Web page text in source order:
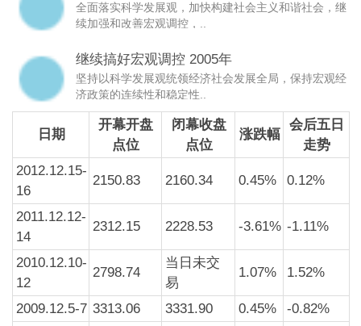
全面落实科学发展观，加快构建社会主义和谐社会，继
续加强和改善宏观调控，..
继续搞好宏观调控 2005年
坚持以科学发展观统领经济社会发展全局，保持宏观经
济政策的连续性和稳定性..
日期
开幕开盘
点位
闭幕收盘
点位
涨跌幅
会后五日
走势
2012.12.15-
16
2150.83 2160.34 0.45% 0.12%
2011.12.12-
14
2312.15 2228.53 -3.61% -1.11%
2010.12.10-
12
2798.74
当日未交
易
1.07% 1.52%
2009.12.5-7 3313.06 3331.90 0.45%
-0.82%